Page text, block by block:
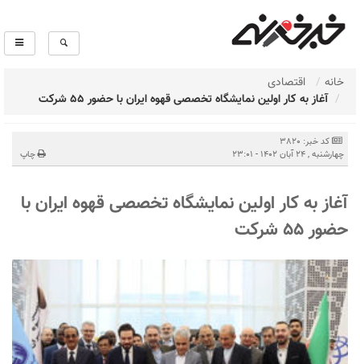
خانه
اقتصادی
آغاز به کار اولین نمایشگاه تخصصی قهوه ایران با حضور 55 شرکت
کد خبر: 3820
چهارشنبه , 24 آبان 1402 - 23:01
چاپ
آغاز به کار اولین نمایشگاه تخصصی قهوه ایران با
حضور 55 شرکت